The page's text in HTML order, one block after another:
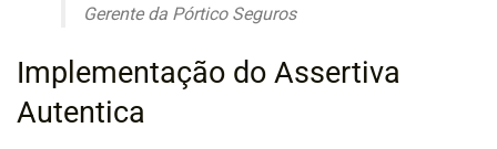
Gerente da Pórtico Seguros
Implementação do Assertiva
Autentica